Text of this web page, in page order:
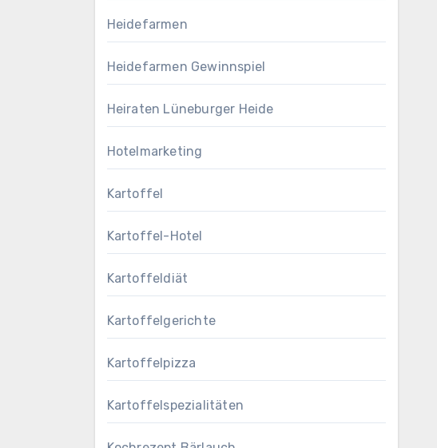
Heidefarmen
Heidefarmen Gewinnspiel
Heiraten Lüneburger Heide
Hotelmarketing
Kartoffel
Kartoffel-Hotel
Kartoffeldiät
Kartoffelgerichte
Kartoffelpizza
Kartoffelspezialitäten